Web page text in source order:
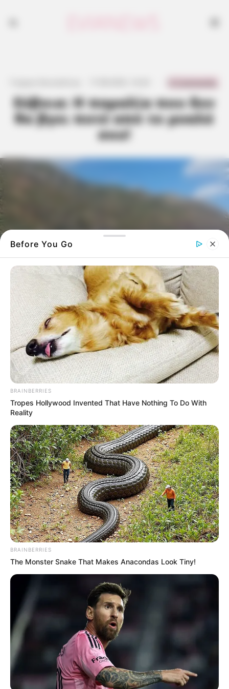
Εύβοια: Η παραλία που δεν
θα βγει ποτέ από το μυαλό
σου!
Χαράλαμπος Πολύζος
Αυτή την παραλία θα την ερωτευτείς και
δεν θα την βγάλεις ποτέ από το μυαλό σου
Μιαπαραλίαστην Εύβοια που δεν θα την
ξεχάσεις ποτέ.
Αν ποτέ αναρωτήθηκες πού κρύβεται η
γαλήνη, να ξέρεις πως είναι κάποια
χιλιόμετρα μετά το Αλιβέρι.
Αν ψάχνεις εκείνο το μέρος που ο χρόνος
σταματά και η θάλασσα ψιθυρίζει τα μυστικά
του Αιγαίου, τότε βρες την ταμπέλα που λέει
Ο δρόμος σε πάει ψηλά, πάνω από την
Αχλαδερή.
Μετά από αυτό το χωριό, ξεκινά το ταξίδι σου
και είναι σαν να πετάς με αεροπλάνο από την
υπέροχη θέα που θα συναντήσεις.
Το βλέμμα ανοίγει, το Αιγαίο λάμπει σαν
Before You Go
BRAINBERRIES
Tropes Hollywood Invented That Have Nothing To Do With
Reality
BRAINBERRIES
The Monster Snake That Makes Anacondas Look Tiny!